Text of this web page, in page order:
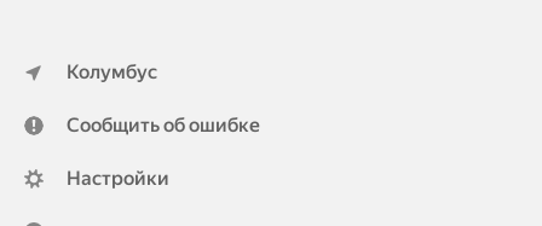
Колумбус
Сообщить об ошибке
Настройки